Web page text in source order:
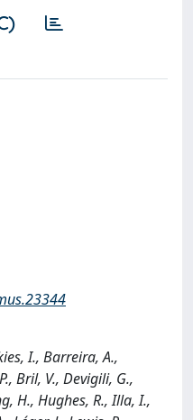
I., Barreira, A.,
Bril, V., Devigili, G.,
H., Hughes, R., Illa, I.,